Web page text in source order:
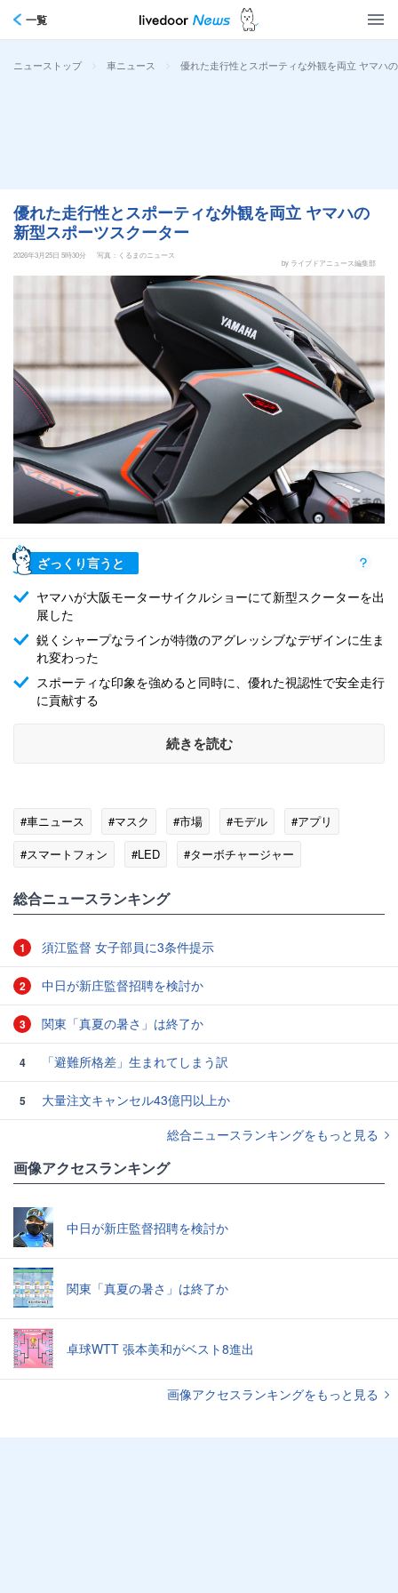
一覧
ニューストップ > 車ニュース > 優れた走行性とスポーティな外観を両立 ヤマハ
優れた走行性とスポーティな外観を両立 ヤマハの
新型スポーツスクーター
2026年3月25日 5時30分
写真：くるまのニュース
by ライブドアニュース編集部
ざっくり言うと
ヤマハが大阪モーターサイクルショーにて新型スクーターを出
展した
鋭くシャープなラインが特徴のアグレッシブなデザインに生ま
れ変わった
スポーティな印象を強めると同時に、優れた視認性で安全走行
に貢献する
続きを読む
#車ニュース #マスク #市場 #モデル
#アプリ
#スマートフォン
#LED #ターボチャージャー
総合ニュースランキング
1 須江監督 女子部員に3条件提示
2 中日が新庄監督招聘を検討か
3 関東「真夏の暑さ」は終了か
4 「避難所格差」生まれてしまう訳
5
大量注文キャンセル43億円以上か
総合ニュースランキングをもっと見る
画像アクセスランキング
中日が新庄監督招聘を検討か
関東「真夏の暑さ」は終了か
卓球WTT 張本美和がベスト8進出
画像アクセスランキングをもっと見る